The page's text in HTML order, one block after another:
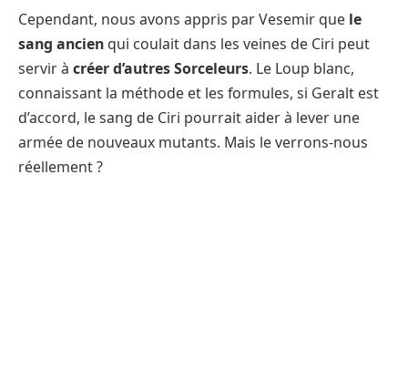
Cependant, nous avons appris par Vesemir que le
sang ancien qui coulait dans les veines de Ciri peut
servir à créer d’autres Sorceleurs. Le Loup blanc,
connaissant la méthode et les formules, si Geralt est
d’accord, le sang de Ciri pourrait aider à lever une
armée de nouveaux mutants. Mais le verrons-nous
réellement ?